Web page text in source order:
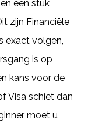
een stuk
zijn Financiële
exact volgen,
is op
kans voor de
Visa schiet dan
moet u